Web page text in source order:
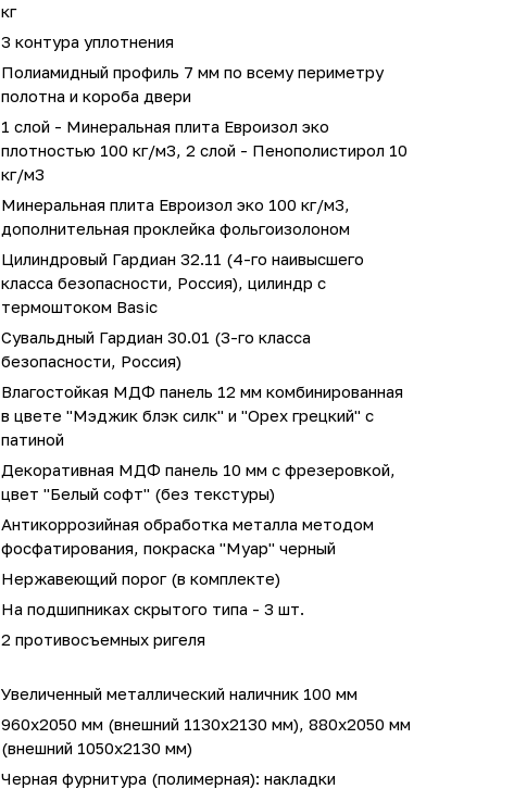
кг
3 контура уплотнения
Полиамидный профиль 7 мм по всему периметру
полотна и короба двери
1 слой - Минеральная плита Евроизол эко
плотностью 100 кг/м3, 2 слой - Пенополистирол 10
кг/м3
Минеральная плита Евроизол эко 100 кг/м3,
дополнительная проклейка фольгоизолоном
Цилиндровый Гардиан 32.11 (4-го наивысшего
класса безопасности, Россия), цилиндр с
термоштоком Basic
Сувальдный Гардиан 30.01 (3-го класса
безопасности, Россия)
Влагостойкая МДФ панель 12 мм комбинированная
в цвете "Мэджик блэк силк" и "Орех грецкий" с
патиной
Декоративная МДФ панель 10 мм с фрезеровкой,
цвет "Белый софт" (без текстуры)
Антикоррозийная обработка металла методом
фосфатирования, покраска "Муар" черный
Нержавеющий порог (в комплекте)
На подшипниках скрытого типа - 3 шт.
2 противосъемных ригеля
Увеличенный металлический наличник 100 мм
960х2050 мм (внешний 1130х2130 мм), 880х2050 мм
(внешний 1050х2130 мм)
Черная фурнитура (полимерная): накладки